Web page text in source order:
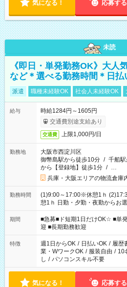
気になる！ 応募する
未読
《即日・単発勤務OK》大人
など＊選べる勤務時間＊日払
派遣 職種未経験OK 社会人未経験OK
給与
時給1284円～1605円
交通費別途支給あり
交通費 上限1,000円/日
勤務地
大阪市西淀川区
御幣島駅から徒歩10分 / 千船
から【登録地】徒歩1分 / …
兵庫・大阪エリアの物流倉庫
勤務時間
(1)9:00～17:00※休憩1ｈ
憩1ｈ 日勤・夕勤・夜勤からお
わせて働けるお仕事です(*^^*) 【その他選べる勤務時間】 8-17
時/9-17時/9-18時/10-18時/11-
時/22-翌6時/0-翌8時 ご自身のご
フト！
期間
■急募■ド短期1日だけOK☆ ■単
迎 ■長期勤務歓迎
特徴 週1日からOK / 日払いOK / 履歴
業・WワークOK / 服装自由 / 10
し / パソコンスキル不要
気になる！ 応募する